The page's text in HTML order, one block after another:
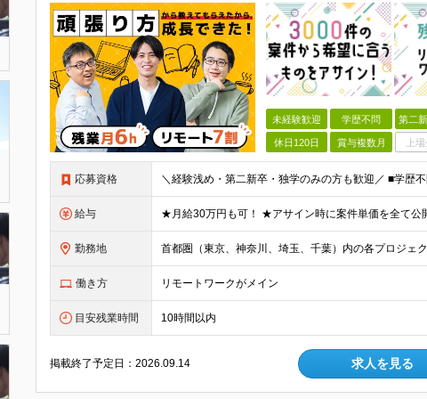
未経験歓迎 学歴不問 第二
休日120日 賞与複数月 上
応募資格
給与
勤務地
働き方 リモートワークがメイン
目安残業時間 10時間以内
掲載終了予定日：2026.09.14 求人を見る